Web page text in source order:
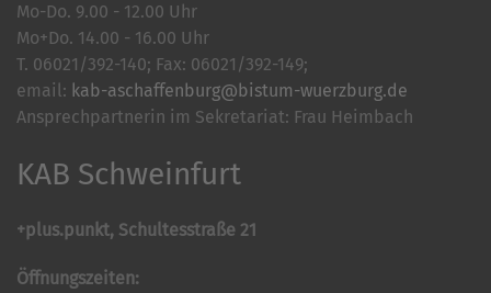
Mo-Do. 9.00 - 12.00 Uhr
Mo+Do. 14.00 - 16.00 Uhr
T. 06021/392-140; Fax: 06021/392-149;
email: kab-aschaffenburg@bistum-wuerzburg.de
Ansprechpartnerin im Sekretariat: Frau Heimbach
KAB Schweinfurt
+plus.punkt, Schultesstraße 21
Öffnungszeiten: